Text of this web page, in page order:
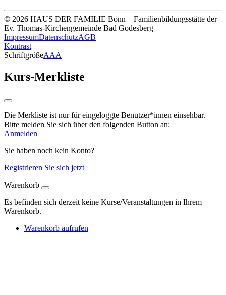
© 2026 HAUS DER FAMILIE Bonn – Familienbildungsstätte der
Ev. Thomas-Kirchengemeinde Bad Godesberg
ImpressumDatenschutzAGB
Kontrast
SchriftgrößeAAA
Kurs-Merkliste
Die Merkliste ist nur für eingeloggte Benutzer*innen einsehbar.
Bitte melden Sie sich über den folgenden Button an:
Anmelden
Sie haben noch kein Konto?
Registrieren Sie sich jetzt
Warenkorb
Es befinden sich derzeit keine Kurse/Veranstaltungen in Ihrem
Warenkorb.
Warenkorb aufrufen